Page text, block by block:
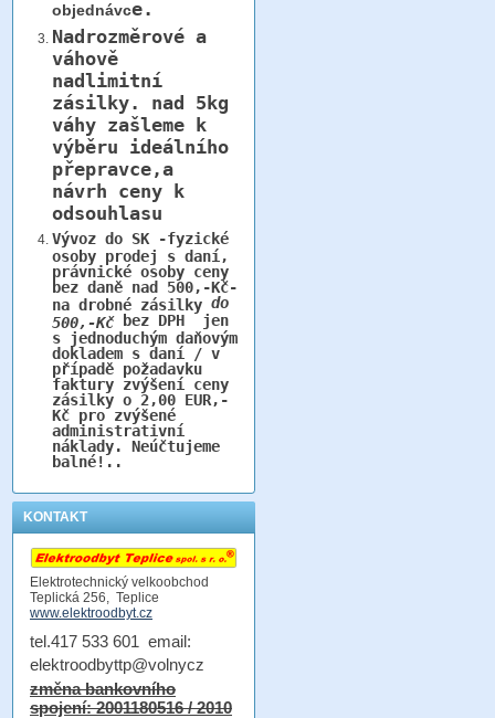
objednávce.
Nadrozměrové a
váhově
nadlimitní
zásilky. nad 5kg
váhy zašleme k
výběru ideálního
přepravce,a
návrh ceny k
odsouhlasu
Vývoz do SK -fyzické
osoby prodej s daní,
právnické osoby ceny
bez daně nad 500,-Kč-
na drobné zásilky do
500,-Kčbez DPH jen
s jednoduchým daňovým
dokladem s daní / v
případě požadavku
faktury zvýšení ceny
zásilky o 2,00 EUR,-
Kč pro zvýšené
administrativní
náklady. Neúčtujeme
balné!..
KONTAKT
Elektrotechnický velkoobchod
Teplická 256, Teplice
www.elektroodbyt.cz
tel.417 533 601 email:
elektroodbyttp@volnycz
změna bankovního
spojení: 2001180516 / 2010